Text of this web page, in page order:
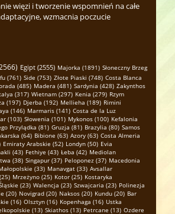
więzi i tworzenie wspomnień na całe
wzmacnia poczucie
Egipt (2555) Majorka (1891) Słoneczny Brzeg
(761) Side (753) Złote Piaski (748) Costa Blanca
(485) Madera (481) Sardynia (428) Zakynthos
(317) Wietnam (297) Kenia (279) Rzym
(197) Djerba (192) Mellieha (189) Rimini
(146) Marmaris (141) Costa de la Luz
(103) Słowenia (101) Mykonos (100) Kefalonia
Przylądka (81) Gruzja (81) Brazylia (80) Samos
(64) Bibione (63) Azory (63) Costa Almeria
Emiraty Arabskie (52) Londyn (50) Evia
(43) Fethiye (43) Łeba (42) Mediolan
(38) Singapur (37) Peloponez (37) Macedonia
(33) Manavgat (33) Avsallar
Mrzeżyno (25) Kotor (25) Kostaryka
(23) Walencja (23) Szwajcaria (23) Polinezja
(20) Novigrad (20) Naksos (20) Kundu (20) Bar
(16) Olsztyn (16) Kopenhaga (16) Ustka
(13) Skiathos (13) Petrcane (13) Ozdere